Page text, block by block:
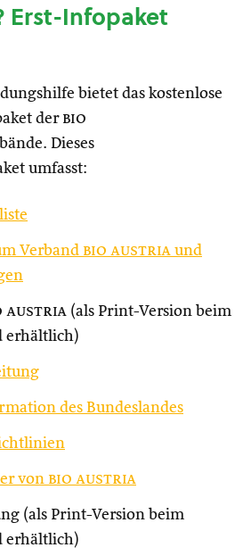
Erst-Infopaket
bietet das kostenlose
der bio
Dieses
umfasst:
Verband bio austria und
austria (als Print-Version beim
erhältlich)
des Bundeslandes
von bio austria
(als Print-Version beim
erhältlich)